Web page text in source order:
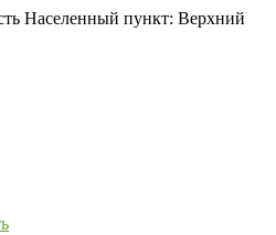
Населенный пункт: Верхний